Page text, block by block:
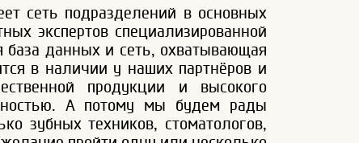
сеть подразделений в основных
экспертов специализированной
база данных и сеть, охватывающая
в наличии у наших партнёров и
продукции и высокого
А потому мы будем рады
зубных техников, стоматологов,